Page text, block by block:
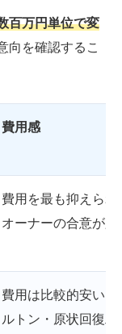
百万円単位で変
向を確認するこ
費用感
費用を最も抑えられ
オーナーの合意が必
費用は比較的安い。
ルトン・原状回復工